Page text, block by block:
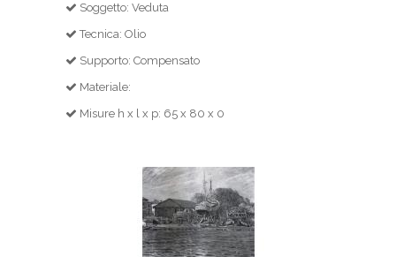
Soggetto: Veduta
Tecnica: Olio
Supporto: Compensato
Materiale:
Misure h x l x p: 65 x 80 x 0